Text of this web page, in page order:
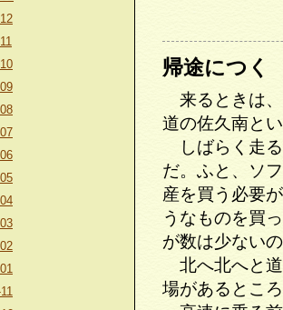
帰途につく
来るときは、
道の佐久南と
しばらく走る
だ。ふと、ソ
産を買う必要
うなものを買
が数は少ない
北へ北へと道
場があるとこ